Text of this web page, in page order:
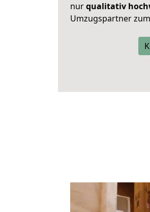
nurqualitativ
Umzugspartner